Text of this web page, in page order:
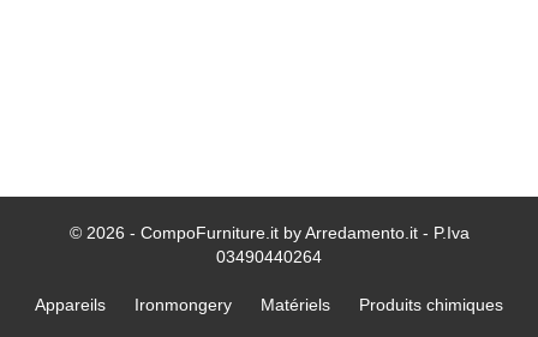
© 2026 - CompoFurniture.it by Arredamento.it - P.Iva
03490440264
Appareils Ironmongery Matériels Produits chimiques